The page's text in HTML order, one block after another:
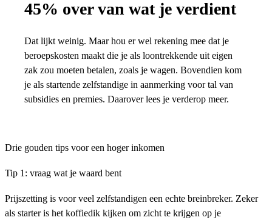
45% over van wat je verdient
Dat lijkt weinig. Maar hou er wel rekening mee dat je
beroepskosten maakt die je als loontrekkende uit eigen
zak zou moeten betalen, zoals je wagen. Bovendien kom
je als startende zelfstandige in aanmerking voor tal van
subsidies en premies. Daarover lees je verderop meer.
Drie gouden tips voor een hoger inkomen
Tip 1: vraag wat je waard bent
Prijszetting is voor veel zelfstandigen een echte breinbreker. Zeker
als starter is het koffiedik kijken om zicht te krijgen op je